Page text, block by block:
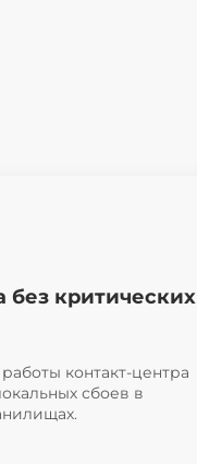
без критических
контакт-центра
сбоев в